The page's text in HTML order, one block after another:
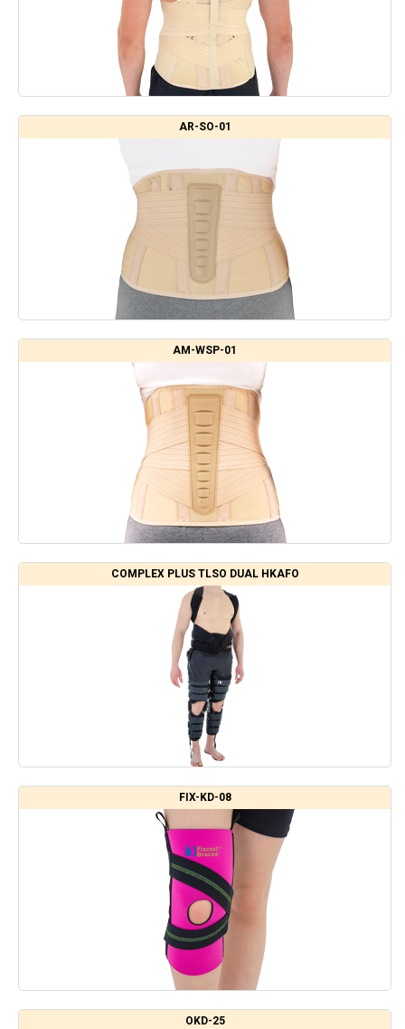
AR-SO-01
AM-WSP-01
COMPLEX PLUS TLSO DUAL HKAFO
FIX-KD-08
OKD-25